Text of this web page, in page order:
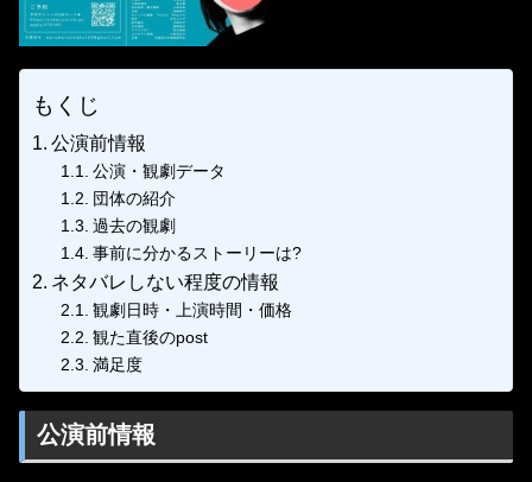
もくじ
公演前情報
公演・観劇データ
団体の紹介
過去の観劇
事前に分かるストーリーは?
ネタバレしない程度の情報
観劇日時・上演時間・価格
観た直後のpost
満足度
公演前情報